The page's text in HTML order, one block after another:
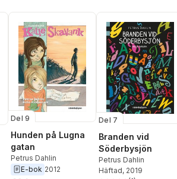
Del 9
Hunden på Lugna
gatan
Petrus Dahlin
E-bok 2012
Del 7
Branden vid
Söderbysjön
Petrus Dahlin
Häftad, 2019